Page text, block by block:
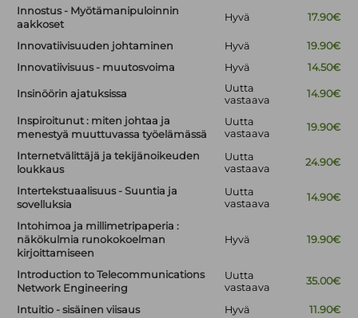
Innostus - Myötämanipuloinnin
aakkoset
Hyvä 17.90€
Innovatiivisuuden johtaminen Hyvä
19.90€
Innovatiivisuus - muutosvoima
Hyvä 14.50€
Insinöörin ajatuksissa
Uutta
vastaava
14.90€
Inspiroitunut : miten johtaa ja
menestyä muuttuvassa työelämässä
Uutta
vastaava
19.90€
Internetvälittäjä ja tekijänoikeuden
loukkaus
Uutta
vastaava
24.90€
Intertekstuaalisuus - Suuntia ja
sovelluksia
Uutta
vastaava
14.90€
Intohimoa ja millimetripaperia :
näkökulmia runokokoelman
kirjoittamiseen
Hyvä 19.90€
Introduction to Telecommunications
Network Engineering
Uutta
vastaava
35.00€
Intuitio - sisäinen viisaus Hyvä 11.90€